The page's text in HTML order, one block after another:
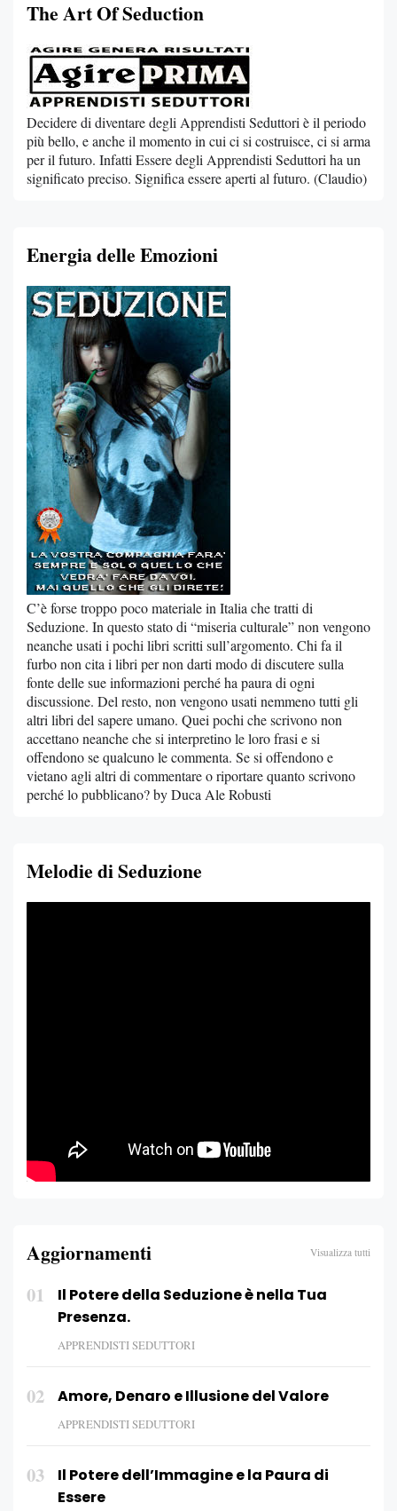
The Art Of Seduction
Decidere di diventare degli Apprendisti Seduttori è il periodo
più bello, e anche il momento in cui ci si costruisce, ci si arma
per il futuro. Infatti Essere degli Apprendisti Seduttori ha un
significato preciso. Significa essere aperti al futuro. (Claudio)
Energia delle Emozioni
C’è forse troppo poco materiale in Italia che tratti di
Seduzione. In questo stato di “miseria culturale” non vengono
neanche usati i pochi libri scritti sull’argomento. Chi fa il
furbo non cita i libri per non darti modo di discutere sulla
fonte delle sue informazioni perché ha paura di ogni
discussione. Del resto, non vengono usati nemmeno tutti gli
altri libri del sapere umano. Quei pochi che scrivono non
accettano neanche che si interpretino le loro frasi e si
offendono se qualcuno le commenta. Se si offendono e
vietano agli altri di commentare o riportare quanto scrivono
perché lo pubblicano? by Duca Ale Robusti
Melodie di Seduzione
Aggiornamenti Visualizza tutti
01
Il Potere della Seduzione è nella Tua
Presenza.
APPRENDISTI SEDUTTORI
02 Amore, Denaro e Illusione del Valore
APPRENDISTI SEDUTTORI
03
Il Potere dell’Immagine e la Paura di
Essere